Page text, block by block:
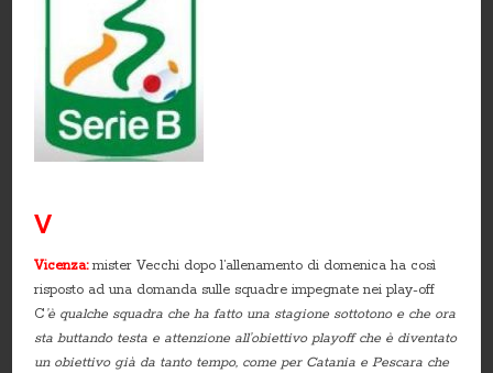
V
Vicenza: mister Vecchi dopo l’allenamento di domenica ha così
risposto ad una domanda sulle squadre impegnate nei play-off
C ’è qualche squadra che ha fatto una stagione sottotono e che ora
sta buttando testa e attenzione all’obiettivo playoff che è diventato
un obiettivo già da tanto tempo, come per Catania e Pescara che